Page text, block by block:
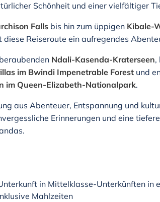
Schönheit und einer vielfältiger
Falls bis hin zum üppigen Kibale-
diese Reiseroute ein aufregendes
Ndali-Kasenda-Kraterseen,
im Bwindi Impenetrable Forest und
im Queen-Elizabeth-Nationalpark.
aus Abenteuer, Entspannung und
Erinnerungen und eine
in Mittelklasse-Unterkünften in
Mahlzeiten